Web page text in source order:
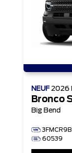
NEUF 2026
Bronco
Big Bend
60539